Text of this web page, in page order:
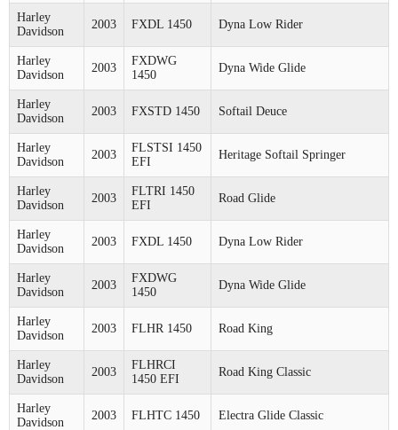
Harley
Davidson
2003 FXDL 1450 Dyna Low Rider
Harley
Davidson
2003
FXDWG
1450
Dyna Wide Glide
Harley
Davidson
2003 FXSTD 1450 Softail Deuce
Harley
Davidson
2003
FLSTSI 1450
EFI
Heritage Softail Springer
Harley
Davidson
2003
FLTRI 1450
EFI
Road Glide
Harley
Davidson
2003 FXDL 1450 Dyna Low Rider
Harley
Davidson
2003
FXDWG
1450
Dyna Wide Glide
Harley
Davidson
2003 FLHR 1450 Road King
Harley
Davidson
2003
FLHRCI
1450 EFI
Road King Classic
Harley
Davidson
2003 FLHTC 1450 Electra Glide Classic